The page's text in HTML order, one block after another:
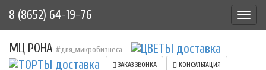
8 (8652) 64-19-76
МЦ РОНА #для_микробизнеса
ЗАКАЗ ЗВОНКА КОНСУЛЬТАЦИЯ